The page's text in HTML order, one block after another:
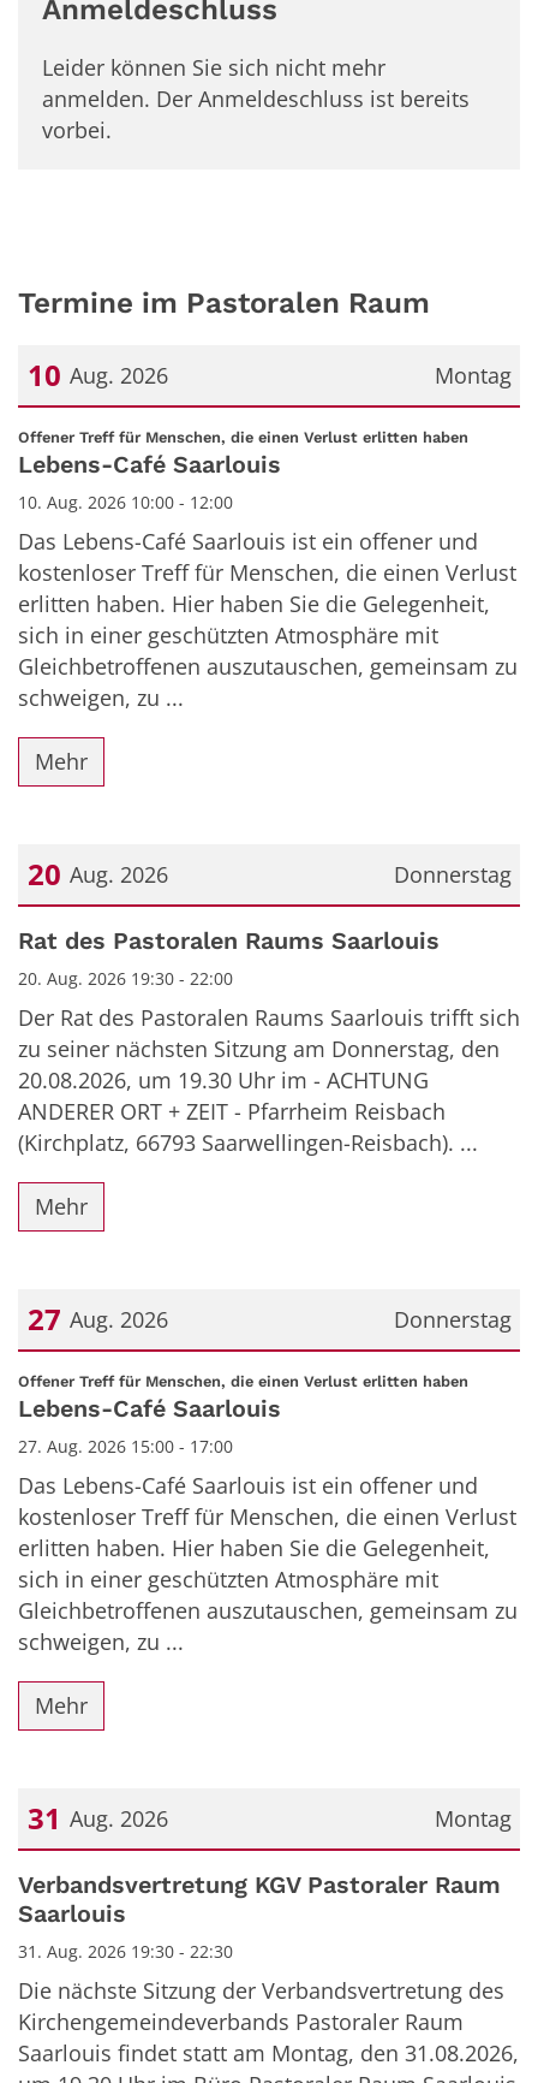
Anmeldeschluss
Leider können Sie sich nicht mehr
anmelden. Der Anmeldeschluss ist bereits
vorbei.
Termine im Pastoralen Raum
Montag
10 Aug. 2026
Datum: 10. August 2026
Offener Treff für Menschen, die einen Verlust erlitten haben
Lebens-Café Saarlouis
10. Aug. 2026 10:00 - 12:00
Das Lebens-Café Saarlouis ist ein offener und
kostenloser Treff für Menschen, die einen Verlust
erlitten haben. Hier haben Sie die Gelegenheit,
sich in einer geschützten Atmosphäre mit
Gleichbetroffenen auszutauschen, gemeinsam zu
schweigen, zu ...
Mehr
Donnerstag
20 Aug. 2026
Datum: 20. August 2026
Rat des Pastoralen Raums Saarlouis
20. Aug. 2026 19:30 - 22:00
Der Rat des Pastoralen Raums Saarlouis trifft sich
zu seiner nächsten Sitzung am Donnerstag, den
20.08.2026, um 19.30 Uhr im - ACHTUNG
ANDERER ORT + ZEIT - Pfarrheim Reisbach
(Kirchplatz, 66793 Saarwellingen-Reisbach). ...
Mehr
Donnerstag
27 Aug. 2026
Datum: 27. August 2026
Offener Treff für Menschen, die einen Verlust erlitten haben
Lebens-Café Saarlouis
27. Aug. 2026 15:00 - 17:00
Das Lebens-Café Saarlouis ist ein offener und
kostenloser Treff für Menschen, die einen Verlust
erlitten haben. Hier haben Sie die Gelegenheit,
sich in einer geschützten Atmosphäre mit
Gleichbetroffenen auszutauschen, gemeinsam zu
schweigen, zu ...
Mehr
Montag
31 Aug. 2026
Datum: 31. August 2026
Verbandsvertretung KGV Pastoraler Raum
Saarlouis
31. Aug. 2026 19:30 - 22:30
Die nächste Sitzung der Verbandsvertretung des
Kirchengemeindeverbands Pastoraler Raum
Saarlouis findet statt am Montag, den 31.08.2026,